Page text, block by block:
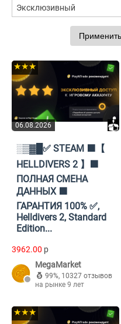
Эксклюзивный
06.08.2026
★★★
░▒▓█✅ STEAM 🟩【
HELLDIVERS 2 】🟩
ПОЛНАЯ СМЕНА
ДАННЫХ 🟩
ГАРАНТИЯ 100% ✅,
Helldivers 2, Standard
Edition...
3962.00 p
MegaMarket
99%, 10327 отзывов
на рынке 9 лет
★★★